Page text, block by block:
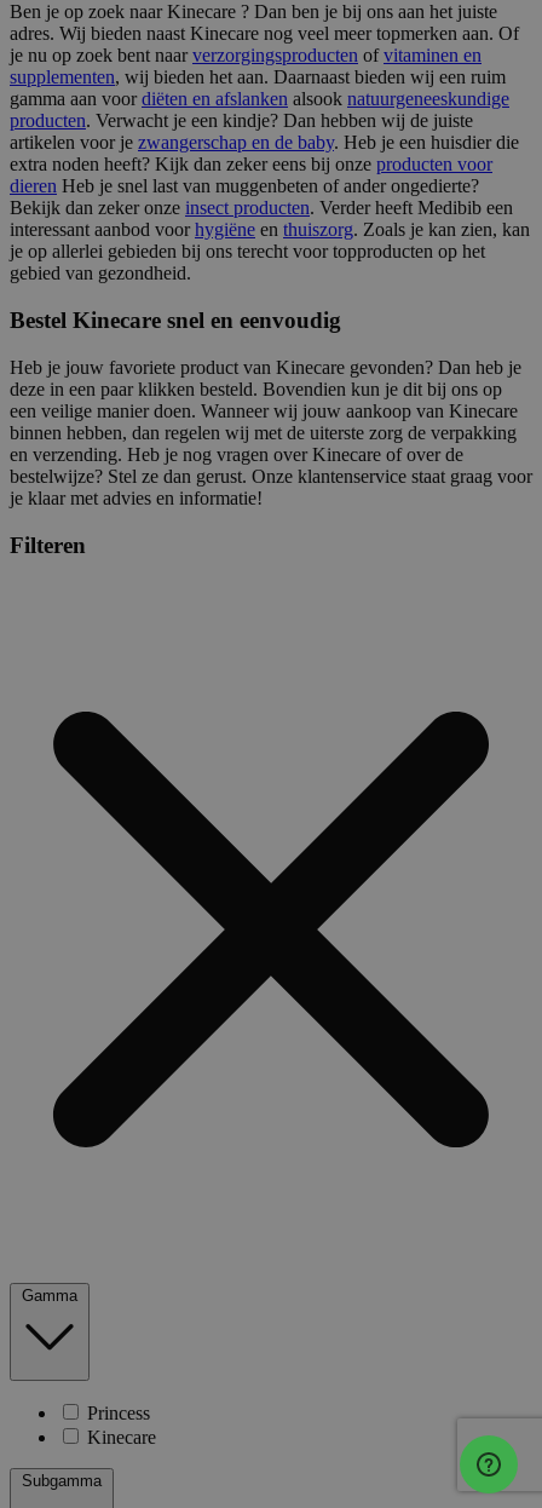
Ben je op zoek naar Kinecare ? Dan ben je bij ons aan het juiste
adres. Wij bieden naast Kinecare nog veel meer topmerken aan. Of
je nu op zoek bent naarverzorgingsproducten ofvitaminen en
supplementen, wij bieden het aan. Daarnaast bieden wij een ruim
gamma aan voordiëten en afslanken alsook natuurgeneeskundige
producten. Verwacht je een kindje? Dan hebben wij de juiste
artikelen voor je zwangerschap en de baby. Heb je een huisdier die
extra noden heeft? Kijk dan zeker eens bij onze producten voor
dieren Heb je snel last van muggenbeten of ander ongedierte?
Bekijk dan zeker onze insect producten. Verder heeft Medibib een
interessant aanbod voorhygiëne en thuiszorg. Zoals je kan zien, kan
je op allerlei gebieden bij ons terecht voor topproducten op het
gebied van gezondheid.
Bestel Kinecare snel en eenvoudig
Heb je jouw favoriete product van Kinecare gevonden? Dan heb je
deze in een paar klikken besteld. Bovendien kun je dit bij ons op
een veilige manier doen. Wanneer wij jouw aankoop van Kinecare
binnen hebben, dan regelen wij met de uiterste zorg de verpakking
en verzending. Heb je nog vragen over Kinecare of over de
bestelwijze? Stel ze dan gerust. Onze klantenservice staat graag voor
je klaar met advies en informatie!
Filteren
Gamma
Princess
Kinecare
Subgamma